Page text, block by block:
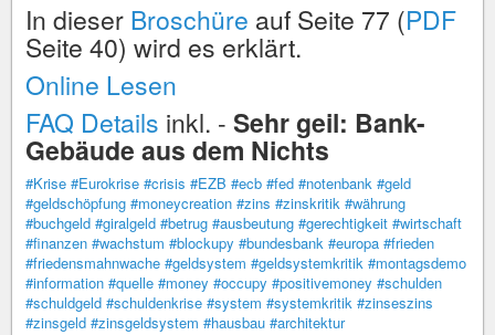
In dieser Broschüre auf Seite 77 (PDF
Seite 40) wird es erklärt.
Online Lesen
FAQ Details inkl. - Sehr geil: Bank-
Gebäude aus dem Nichts
#Krise #Eurokrise #crisis #EZB #ecb #fed #notenbank #geld
#geldschöpfung #moneycreation #zins #zinskritik #währung
#buchgeld #giralgeld #betrug #ausbeutung #gerechtigkeit #wirtschaft
#finanzen #wachstum #blockupy #bundesbank #europa #frieden
#friedensmahnwache #geldsystem #geldsystemkritik #montagsdemo
#information #quelle #money #occupy #positivemoney #schulden
#schuldgeld #schuldenkrise #system #systemkritik #zinseszins
#zinsgeld #zinsgeldsystem #hausbau #architektur